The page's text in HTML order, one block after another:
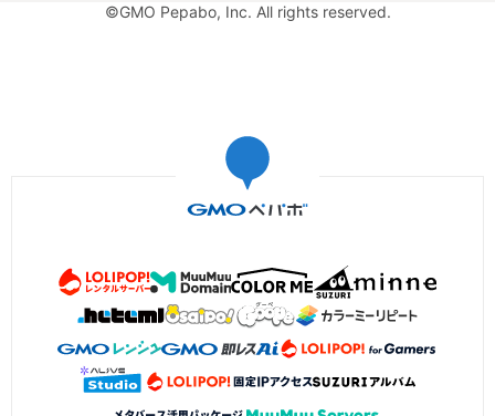
©GMO Pepabo, Inc. All rights reserved.